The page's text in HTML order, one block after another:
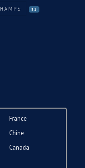
31
France
Chine
Canada